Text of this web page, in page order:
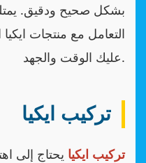
بشكل صحيح ودقيق.
التعامل مع منتجات ايكيا
عليك الوقت والجهد.
تركيب ايكيا
تركيب ايكيا يحتاج إلى